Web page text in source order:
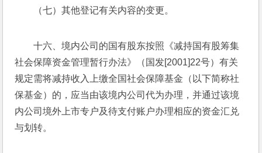
（七）其他登记有关内容的变更。
十六、境内公司的国有股东按照《减持国有股筹集
社会保障资金管理暂行办法》（国发[2001]22号）有关
规定需将减持收入上缴全国社会保障基金（以下简称社
保基金）的，应当由该境内公司代为办理，并通过该境
内公司境外上市专户及待支付账户办理相应的资金汇兑
与划转。